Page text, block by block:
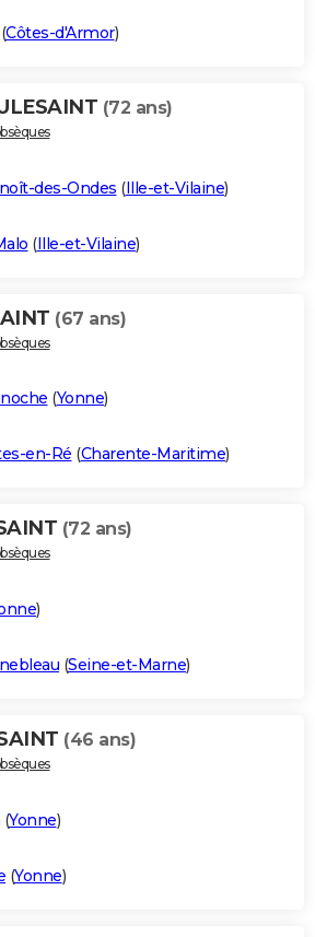
(Côtes-d'Armor)
(72 ans)
des-Ondes (Ille-et-Vilaine)
(Ille-et-Vilaine)
(67 ans)
(Yonne)
en-Ré (Charente-Maritime)
(72 ans)
)
(Seine-et-Marne)
(46 ans)
(Yonne)
(Yonne)